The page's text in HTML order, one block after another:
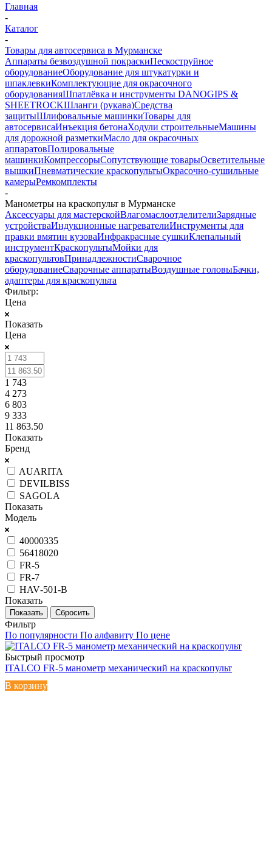
Главная
-
Каталог
-
Товары для автосервиса в Мурманске
Аппараты безвоздушной покраскиПескоструйное
оборудованиеОборудование для штукатурки и
шпаклевкиКомплектующие для окрасочного
оборудованияШпатлёвка и инструменты DANOGIPS &
SHEETROCKШланги (рукава)Средства
защитыШлифовальные машинкиТовары для
автосервисаИнъекция бетонаХодули строительныеМашины
для дорожной разметкиМасло для окрасочных
аппаратовПолировальные
машинкиКомпрессорыСопутствующие товарыОсветительные
вышкиПневматические краскопультыОкрасочно-сушильные
камерыРемкомплекты
-
Манометры на краскопульт в Мурманске
Аксессуары для мастерскойВлагомаслоотделителиЗарядные
устройстваИндукционные нагревателиИнструменты для
правки вмятин кузоваИнфракрасные сушкиКлепальный
инструментКраскопультыМойки для
краскопультовПринадлежностиСварочное
оборудованиеСварочные аппаратыВоздушные головыБачки,
адаптеры для краскопульта
Фильтр:
Цена
Показать
Цена
1 743
4 273
6 803
9 333
11 863.50
Показать
Бренд
AUARITA
DEVILBISS
SAGOLA
Показать
Модель
40000335
56418020
FR-5
FR-7
HAV‑501‑B
Показать
Сбросить
Фильтр
По популярности По алфавиту По цене
Быстрый просмотр
ITALCO FR-5 манометр механический на краскопульт
В корзину